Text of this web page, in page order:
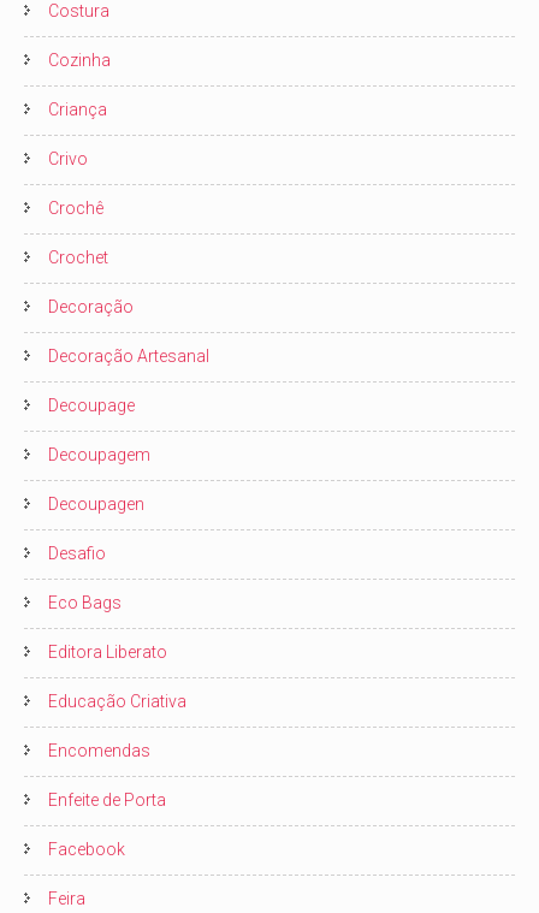
Costura
Cozinha
Criança
Crivo
Crochê
Crochet
Decoração
Decoração Artesanal
Decoupage
Decoupagem
Decoupagen
Desafio
Eco Bags
Editora Liberato
Educação Criativa
Encomendas
Enfeite de Porta
Facebook
Feira